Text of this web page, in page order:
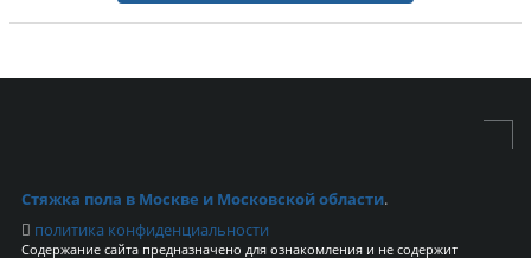
Стяжка пола в Москве и Московской области.
политика конфиденциальности
Содержание сайта предназначено для ознакомления и не содержит